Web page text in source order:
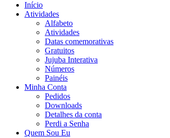
Início
Atividades
Alfabeto
Atividades
Datas comemorativas
Gratuitos
Jujuba Interativa
Números
Painéis
Minha Conta
Pedidos
Downloads
Detalhes da conta
Perdi a Senha
Quem Sou Eu